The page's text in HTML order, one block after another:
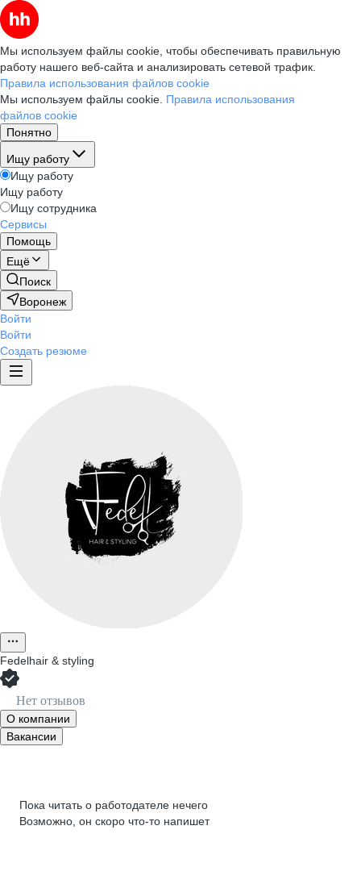
Мы используем файлы cookie, чтобы обеспечивать правильную
работу нашего веб-сайта и анализировать сетевой трафик.
Правила использования файлов cookie
Мы используем файлы cookie. Правила использования
файлов cookie
Понятно
Ищу работу
Ищу работу
Ищу работу
Ищу сотрудника
Сервисы
Помощь
Ещё
Поиск
Воронеж
Войти
Войти
Создать резюме
Fedelhair & styling
Нет отзывов
О компании
Вакансии
Пока читать о работодателе нечего
Возможно, он скоро что‑то напишет